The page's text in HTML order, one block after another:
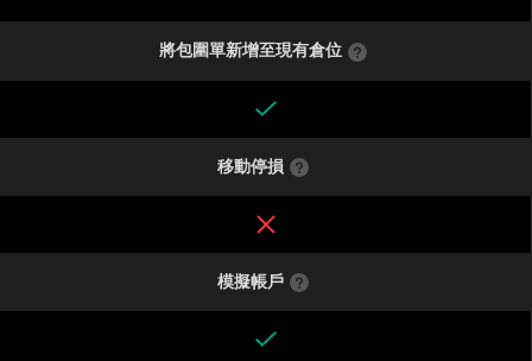
將包圍單新增至現有倉位
移動停損
模擬帳戶